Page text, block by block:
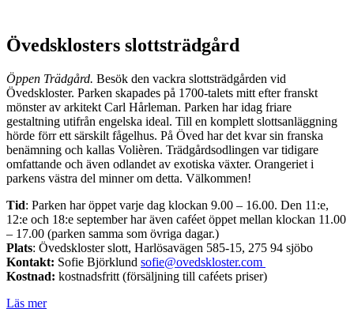
Övedsklosters slottsträdgård
Öppen Trädgård. Besök den vackra slottsträdgården vid
Övedskloster. Parken skapades på 1700-talets mitt efter franskt
mönster av arkitekt Carl Hårleman. Parken har idag friare
gestaltning utifrån engelska ideal. Till en komplett slottsanläggning
hörde förr ett särskilt fågelhus. På Öved har det kvar sin franska
benämning och kallas Volièren. Trädgårdsodlingen var tidigare
omfattande och även odlandet av exotiska växter. Orangeriet i
parkens västra del minner om detta. Välkommen!
Tid: Parken har öppet varje dag klockan 9.00 – 16.00. Den 11:e,
12:e och 18:e september har även caféet öppet mellan klockan 11.00
– 17.00 (parken samma som övriga dagar.)
Plats: Övedskloster slott, Harlösavägen 585-15, 275 94 sjöbo
Kontakt: Sofie Björklund sofie@ovedskloster.com
Kostnad: kostnadsfritt (försäljning till caféets priser)
Läs mer